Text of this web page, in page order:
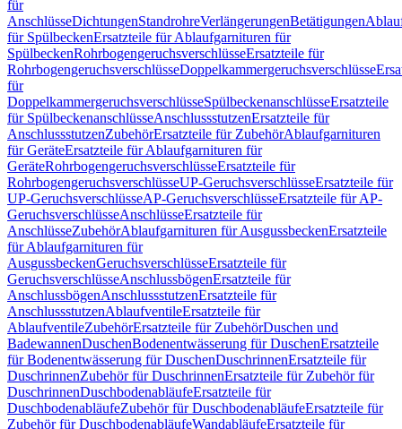
für
AnschlüsseDichtungenStandrohreVerlängerungenBetätigungen
für SpülbeckenErsatzteile für Ablaufgarnituren für
SpülbeckenRohrbogengeruchsverschlüsseErsatzteile für
RohrbogengeruchsverschlüsseDoppelkammergeruchsverschlüsse
für
DoppelkammergeruchsverschlüsseSpülbeckenanschlüsseErsatzteile
für SpülbeckenanschlüsseAnschlussstutzenErsatzteile für
AnschlussstutzenZubehörErsatzteile für ZubehörAblaufgarnituren
für GeräteErsatzteile für Ablaufgarnituren für
GeräteRohrbogengeruchsverschlüsseErsatzteile für
RohrbogengeruchsverschlüsseUP-GeruchsverschlüsseErsatzteile für
UP-GeruchsverschlüsseAP-GeruchsverschlüsseErsatzteile für AP-
GeruchsverschlüsseAnschlüsseErsatzteile für
AnschlüsseZubehörAblaufgarnituren für AusgussbeckenErsatzteile
für Ablaufgarnituren für
AusgussbeckenGeruchsverschlüsseErsatzteile für
GeruchsverschlüsseAnschlussbögenErsatzteile für
AnschlussbögenAnschlussstutzenErsatzteile für
AnschlussstutzenAblaufventileErsatzteile für
AblaufventileZubehörErsatzteile für ZubehörDuschen und
BadewannenDuschenBodenentwässerung für DuschenErsatzteile
für Bodenentwässerung für DuschenDuschrinnenErsatzteile für
DuschrinnenZubehör für DuschrinnenErsatzteile für Zubehör für
DuschrinnenDuschbodenabläufeErsatzteile für
DuschbodenabläufeZubehör für DuschbodenabläufeErsatzteile für
Zubehör für DuschbodenabläufeWandabläufeErsatzteile für